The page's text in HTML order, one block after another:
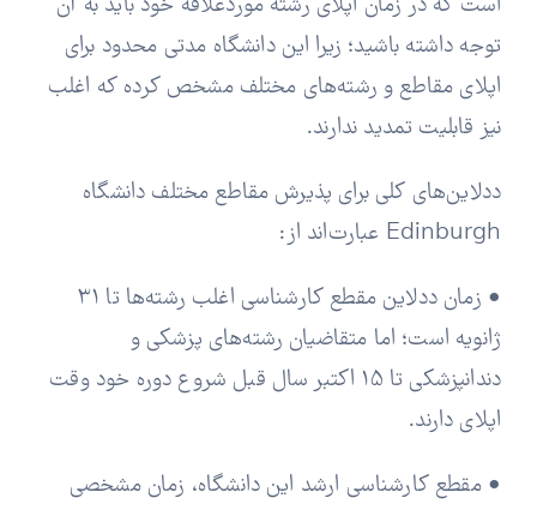
است که در زمان اپلای رشته موردعلاقه خود باید به آن
توجه داشته باشید؛ زیرا این دانشگاه مدتی محدود برای
اپلای مقاطع و رشته‌های مختلف مشخص کرده که اغلب
نیز قابلیت تمدید ندارند.
ددلاین‌های کلی برای پذیرش مقاطع مختلف دانشگاه
Edinburgh عبارت‌اند از:
• زمان ددلاین مقطع کارشناسی اغلب رشته‌ها تا 31
ژانویه است؛ اما متقاضیان رشته‌های پزشکی و
دندانپزشکی تا 15 اکتبر سال قبل شروع دوره خود وقت
اپلای دارند.
• مقطع کارشناسی ارشد این دانشگاه، زمان مشخصی